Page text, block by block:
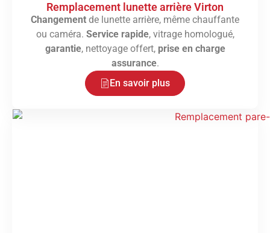
Remplacement lunette arrière Virton
Changement de lunette arrière, même chauffante
ou caméra. Service rapide, vitrage homologué,
garantie, nettoyage offert, prise en charge
assurance.
En savoir plus